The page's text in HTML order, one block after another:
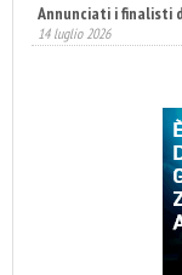
Annunciati i finalisti
14 luglio 2026